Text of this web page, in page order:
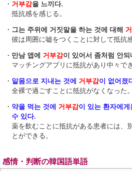
・ 거부감을 느끼다.
抵抗感を感じる。
・ 그는 주위에 거짓말을 하는 것에 대해
彼は周囲に嘘をつくことに対して抵抗
・ 만남 앱에 거부감이 있어서 좀처럼 안되
マッチングアプリに抵抗があり中々で
・ 알몸으로 지내는 것에 거부감이 없어졌
全裸で過ごすことに抵抗がなくなった。
・ 약을 먹는 것에 거부감이 있는 환자에
수 있다.
薬を飲むことに抵抗がある患者には、
とができる。
感情・判断の韓国語単語